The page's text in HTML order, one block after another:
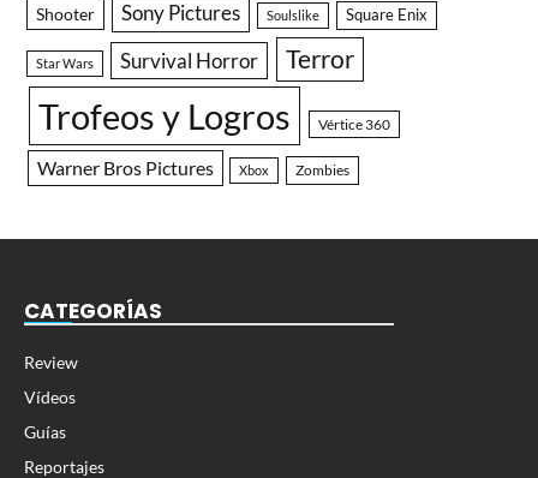
Shooter Sony Pictures Soulslike Square Enix
Star Wars Survival Horror Terror
Trofeos y Logros Vértice 360
Warner Bros Pictures Xbox Zombies
CATEGORÍAS
Review
Vídeos
Guías
Reportajes